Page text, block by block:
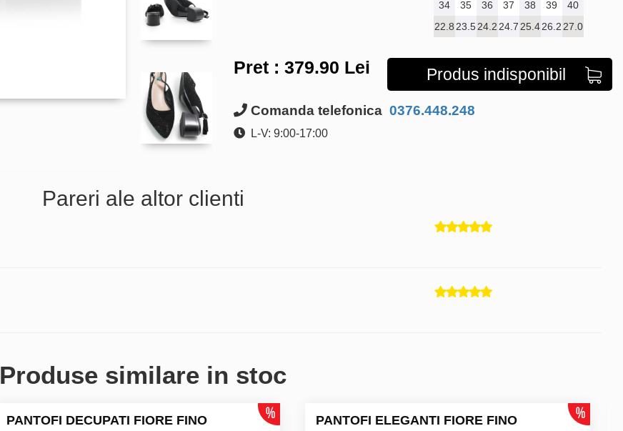
34 35 36 37 38 39
40
22.8 23.524.2 24.7 25.426.2 27.0
Pret : 379.90 Lei Produs indisponibil
Comanda telefonica 0376.448.248
L-V: 9:00-17:00
Pareri ale altor clienti
Produse similare in stoc
PANTOFI DECUPATI FIORE FINO PANTOFI ELEGANTI FIORE FINO